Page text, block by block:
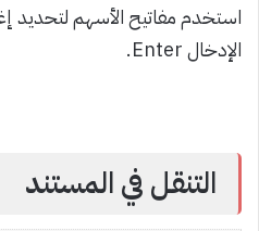
استخدم مفاتيح الأسهم لتحديد
الإدخال Enter.
التنقل في المستند